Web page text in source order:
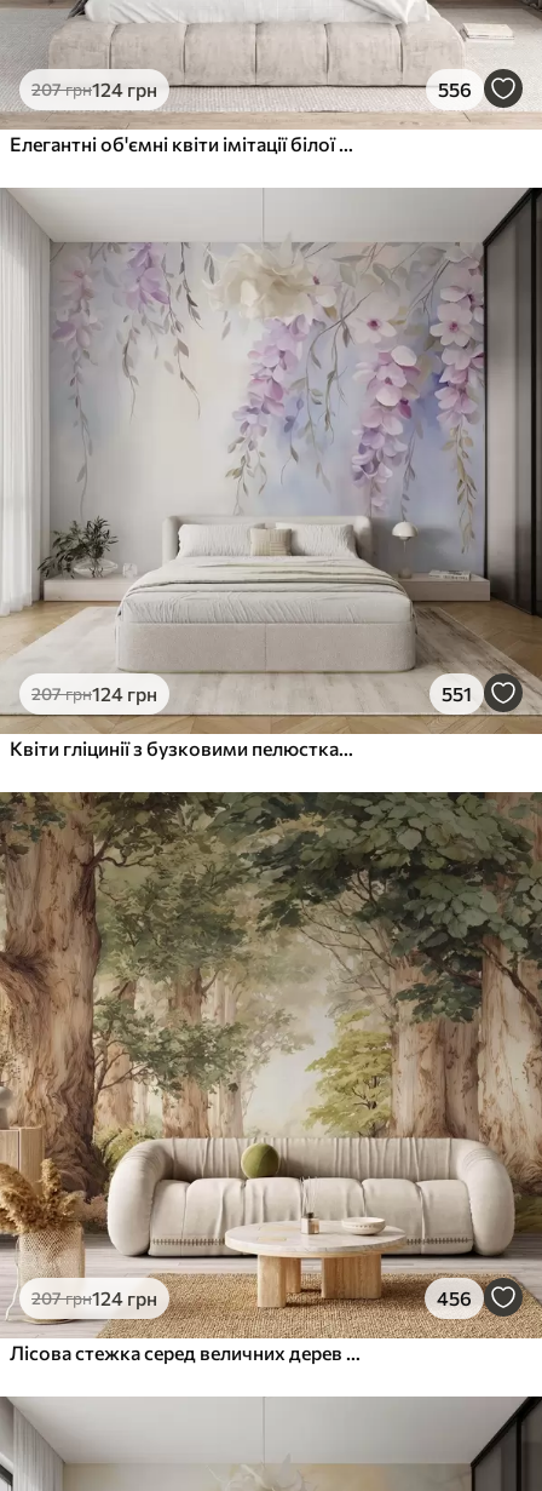
207грн124 грн 556
207грн124 грн 551
207грн124 грн 456